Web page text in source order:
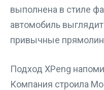
выполнена в стиле
автомобиль
привычные
Подход XPeng
Компания строила